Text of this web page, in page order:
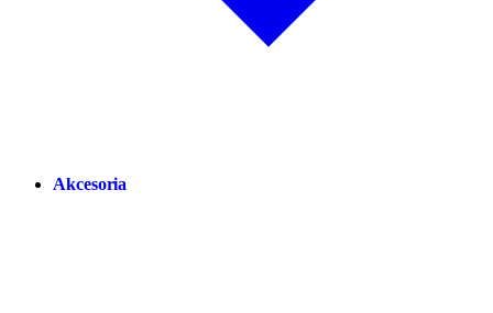
Akcesoria